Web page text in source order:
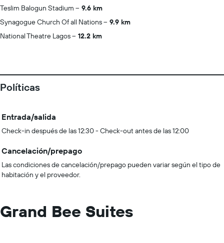
Teslim Balogun Stadium
9.6 km
Synagogue Church Of all Nations
9.9 km
National Theatre Lagos
12.2 km
Políticas
Entrada/salida
Check-in después de las 12:30 - Check-out antes de las 12:00
Cancelación/prepago
Las condiciones de cancelación/prepago pueden variar según el tipo de
habitación y el proveedor.
Grand Bee Suites